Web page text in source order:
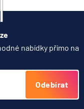
nabídky přímo na
Odebírat